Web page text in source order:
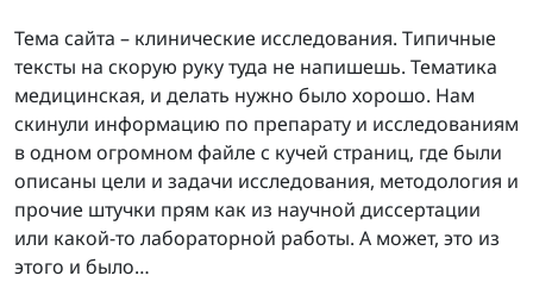
Тема сайта – клинические исследования. Типичные
тексты на скорую руку туда не напишешь. Тематика
медицинская, и делать нужно было хорошо. Нам
скинули информацию по препарату и исследованиям
в одном огромном файле с кучей страниц, где были
описаны цели и задачи исследования, методология и
прочие штучки прям как из научной диссертации
или какой-то лабораторной работы. А может, это из
этого и было…